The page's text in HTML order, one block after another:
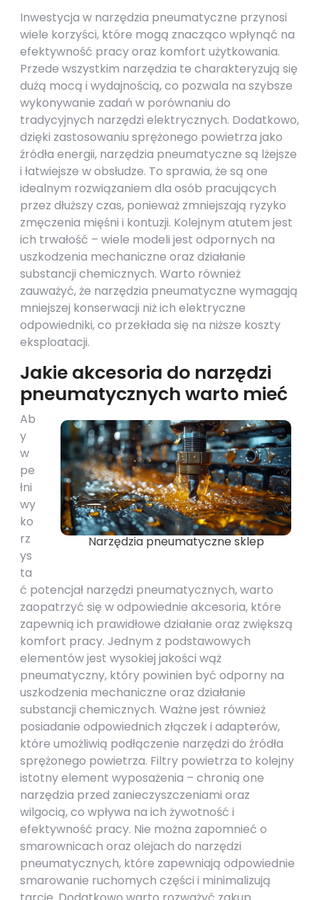
Inwestycja w narzędzia pneumatyczne przynosi
wiele korzyści, które mogą znacząco wpłynąć na
efektywność pracy oraz komfort użytkowania.
Przede wszystkim narzędzia te charakteryzują się
dużą mocą i wydajnością, co pozwala na szybsze
wykonywanie zadań w porównaniu do
tradycyjnych narzędzi elektrycznych. Dodatkowo,
dzięki zastosowaniu sprężonego powietrza jako
źródła energii, narzędzia pneumatyczne są lżejsze
i łatwiejsze w obsłudze. To sprawia, że są one
idealnym rozwiązaniem dla osób pracujących
przez dłuższy czas, ponieważ zmniejszają ryzyko
zmęczenia mięśni i kontuzji. Kolejnym atutem jest
ich trwałość – wiele modeli jest odpornych na
uszkodzenia mechaniczne oraz działanie
substancji chemicznych. Warto również
zauważyć, że narzędzia pneumatyczne wymagają
mniejszej konserwacji niż ich elektryczne
odpowiedniki, co przekłada się na niższe koszty
eksploatacji.
Jakie akcesoria do narzędzi
pneumatycznych warto mieć
Narzędzia pneumatyczne sklep
Ab
y
w
pe
łni
wy
ko
rz
ys
ta
ć potencjał narzędzi pneumatycznych, warto
zaopatrzyć się w odpowiednie akcesoria, które
zapewnią ich prawidłowe działanie oraz zwiększą
komfort pracy. Jednym z podstawowych
elementów jest wysokiej jakości wąż
pneumatyczny, który powinien być odporny na
uszkodzenia mechaniczne oraz działanie
substancji chemicznych. Ważne jest również
posiadanie odpowiednich złączek i adapterów,
które umożliwią podłączenie narzędzi do źródła
sprężonego powietrza. Filtry powietrza to kolejny
istotny element wyposażenia – chronią one
narzędzia przed zanieczyszczeniami oraz
wilgocią, co wpływa na ich żywotność i
efektywność pracy. Nie można zapomnieć o
smarownicach oraz olejach do narzędzi
pneumatycznych, które zapewniają odpowiednie
smarowanie ruchomych części i minimalizują